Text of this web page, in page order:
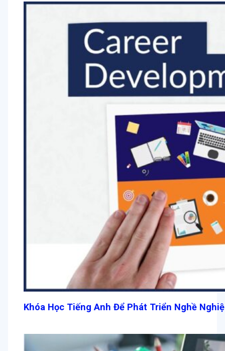
Khóa Học Tiếng Anh Để Phát Triển Nghề